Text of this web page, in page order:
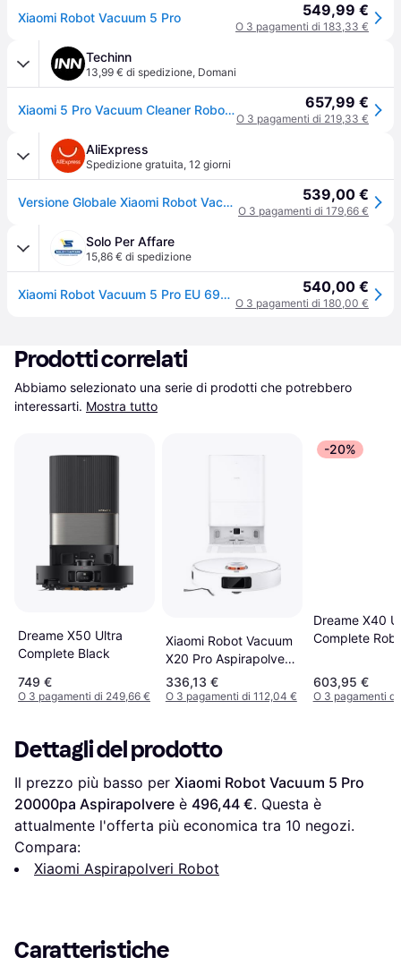
Xiaomi Robot Vacuum 5 Pro 549,99 €
O 3 pagamenti di 183,33 €
Techinn
13,99 € di spedizione, Domani
Xiaomi 5 Pro Vacuum Cleaner Robot Trasparente One Size / EU Plug 220V 657,99 €
O 3 pagamenti di 219,33 €
AliExpress
Spedizione gratuita, 12 giorni
Versione Globale Xiaomi Robot Vacuum 5 Pro (Aggiornamento X20+) Video HD, Chiamate Monodirezionali, Identificazione AI con Tre Telecamere, Riconoscimento di 200 Tipi di Ostacoli, LDS Regolabile per - standard 539,00 €
O 3 pagamenti di 179,66 €
Solo Per Affare
15,86 € di spedizione
Xiaomi Robot Vacuum 5 Pro EU 6932554430757 540,00 €
O 3 pagamenti di 180,00 €
Prodotti correlati
Abbiamo selezionato una serie di prodotti che potrebbero
interessarti. Mostra tutto
Dreame X50 Ultra
Complete Black
749 €
O 3 pagamenti di 249,66 €
Xiaomi Robot Vacuum
X20 Pro Aspirapolvere
Lavapavimenti
336,13 €
O 3 pagamenti di 112,04 €
-20%
Dreame X40
Complete
603,95 €
O 3 pagamenti di
Dettagli del prodotto
Il prezzo più basso per Xiaomi Robot Vacuum 5 Pro
20000pa Aspirapolvere è 496,44 €. Questa è
attualmente l'offerta più economica tra 10 negozi.
Compara:
Xiaomi Aspirapolveri Robot
Caratteristiche